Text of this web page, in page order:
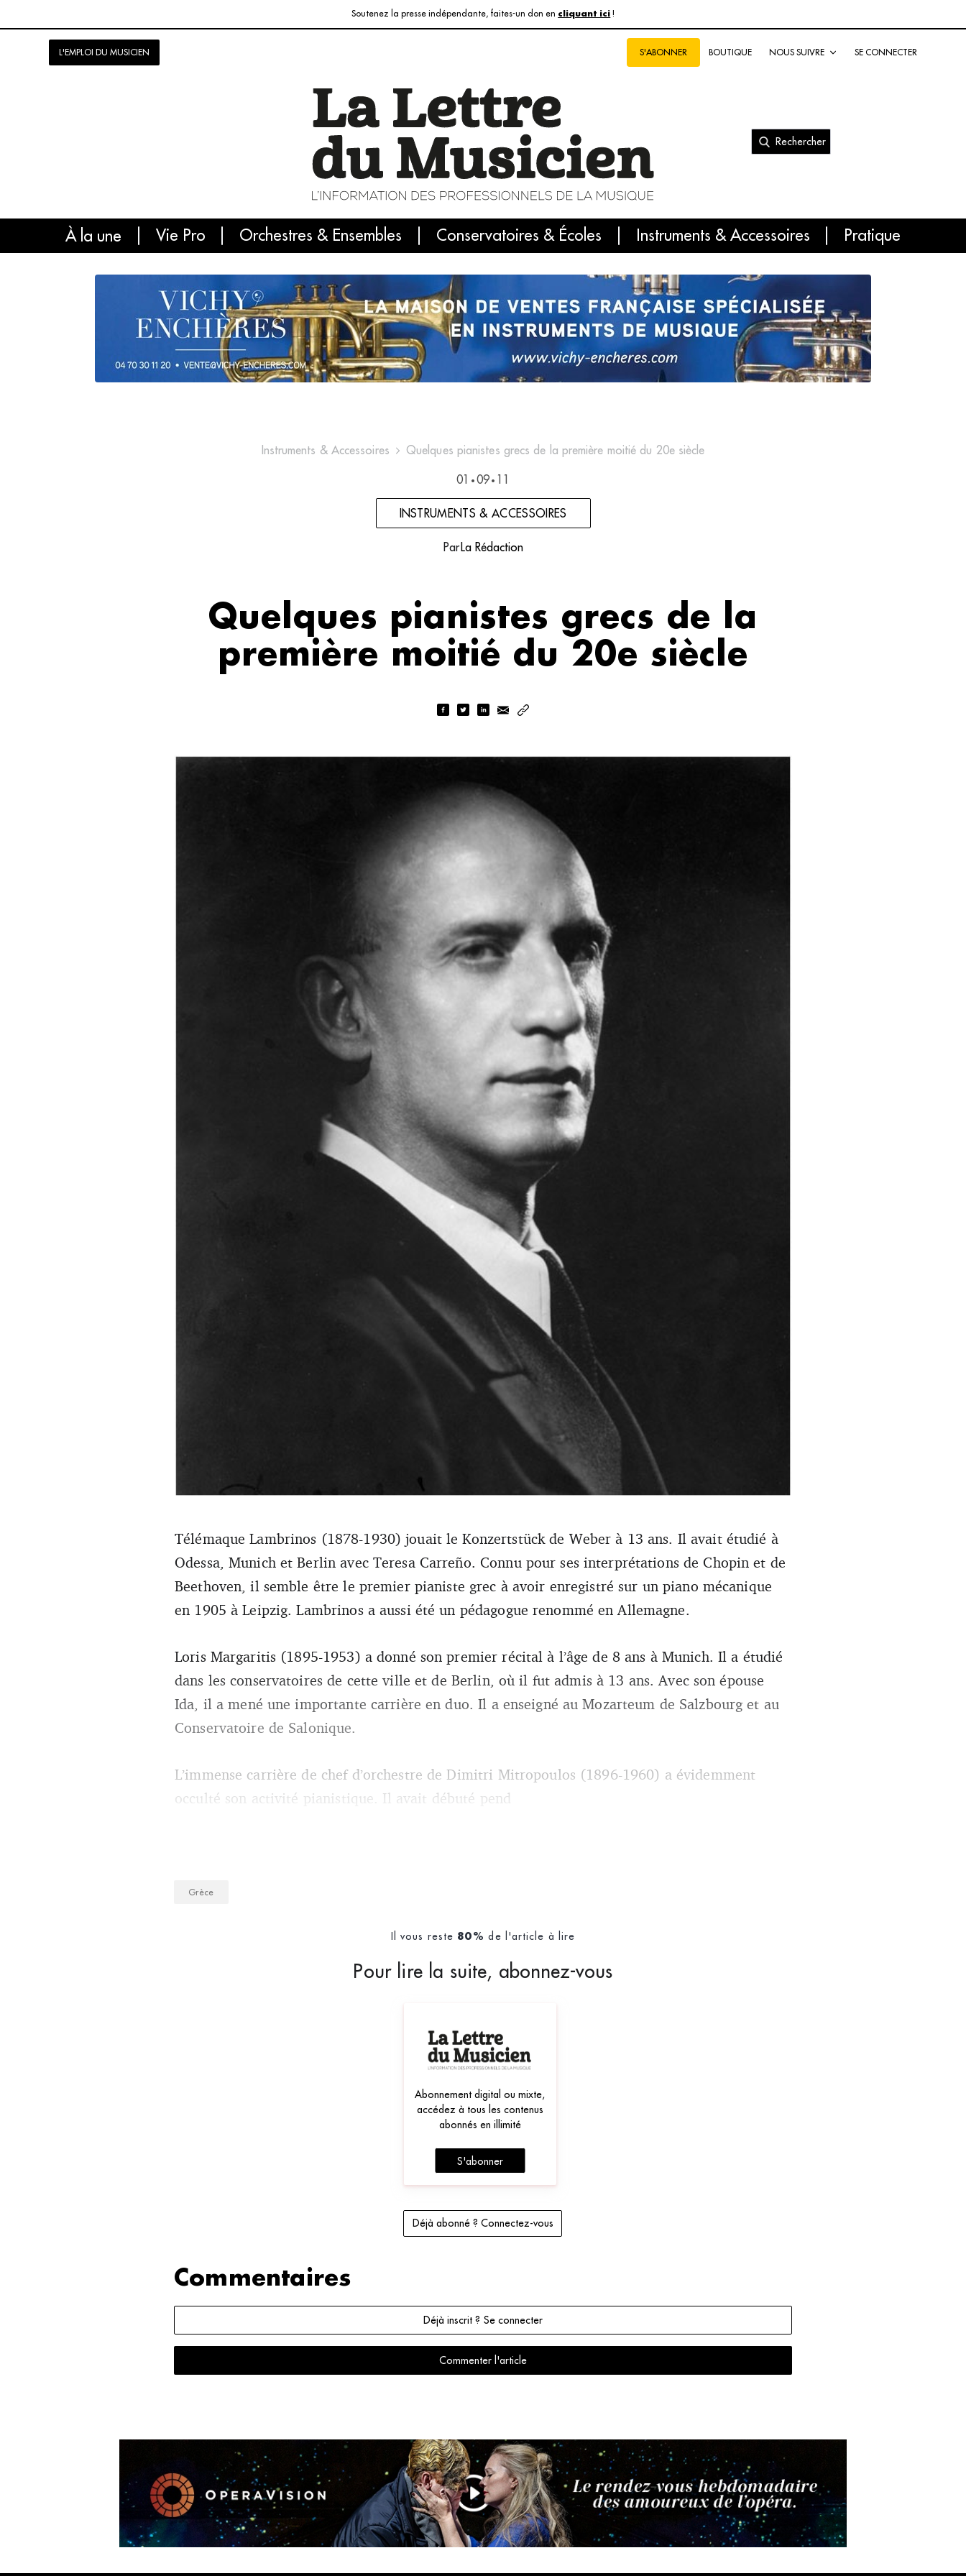
Soutenez la presse indépendante, faites-un don en cliquant ici !
L'EMPLOI DU MUSICIEN S'ABONNER BOUTIQUE NOUS SUIVRE SE CONNECTER
Rechercher
À la une Vie Pro Orchestres & Ensembles Conservatoires & Écoles Instruments & Accessoires Pratique
L'info du jour Le numéro du mois International
Instruments & Accessoires Quelques pianistes grecs de la première moitié du 20e siècle
01 • 09 • 11
INSTRUMENTS & ACCESSOIRES
Par La Rédaction
Quelques pianistes grecs de la
première moitié du 20e siècle
Dimitri Mitropoulos en 1937 (American School of Classical Studies at Athens, Gennadius Library, Dimitri Mitropoulos Papers)
Télémaque Lambrinos (1878-1930) jouait le Konzertstück de Weber à 13 ans. Il avait étudié à
Odessa, Munich et Berlin avec Teresa Carreño. Connu pour ses interprétations de Chopin et de
Beethoven, il semble être le premier pianiste grec à avoir enregistré sur un piano mécanique
en 1905 à Leipzig. Lambrinos a aussi été un pédagogue renommé en Allemagne.
Loris Margaritis (1895-1953) a donné son premier récital à l’âge de 8 ans à Munich. Il a étudié
dans les conservatoires de cette ville et de Berlin, où il fut admis à 13 ans. Avec son épouse
Ida, il a mené une importante carrière en duo. Il a enseigné au Mozarteum de Salzbourg et au
Conservatoire de Salonique.
L’immense carrière de chef d’orchestre de Dimitri Mitropoulos (1896-1960) a évidemment
occulté son activité pianistique. Il avait débuté pend
Grèce
Il vous reste 80% de l'article à lire
Pour lire la suite, abonnez-vous
Abonnement digital ou mixte,
accédez à tous les contenus
abonnés en illimité
S'abonner
Déjà abonné ? Connectez-vous
Commentaires
Déjà inscrit ? Se connecter
Commenter l'article